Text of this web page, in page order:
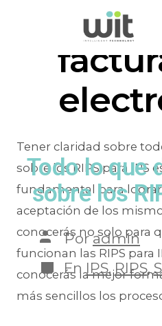
Todo lo que
sobre los
Poradmin
En IPS,RIPS,
Tener claridad sobre
sobre los RIPS para IPS
fundamental para
aceptación de los
conocerás no solo para
funcionan las RIPS para
conocerás la mejor
más sencillos los